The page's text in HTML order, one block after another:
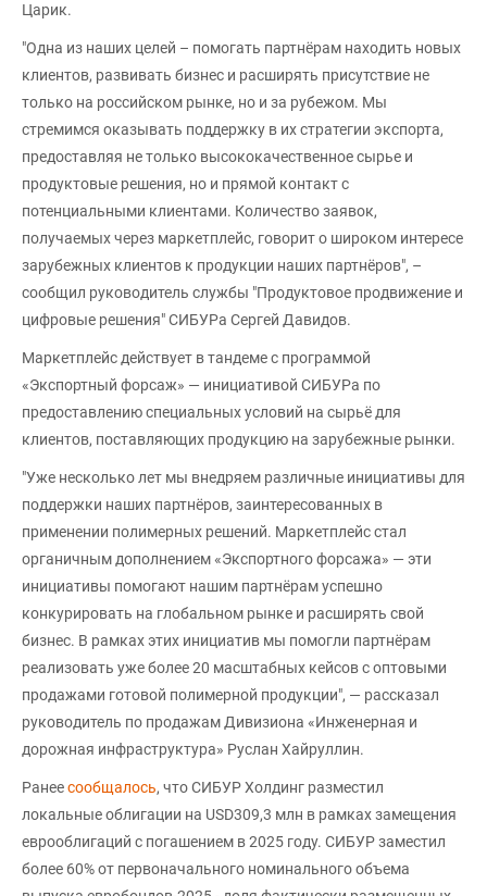
Царик.
"Одна из наших целей – помогать партнёрам находить новых
клиентов, развивать бизнес и расширять присутствие не
только на российском рынке, но и за рубежом. Мы
стремимся оказывать поддержку в их стратегии экспорта,
предоставляя не только высококачественное сырье и
продуктовые решения, но и прямой контакт с
потенциальными клиентами. Количество заявок,
получаемых через маркетплейс, говорит о широком интересе
зарубежных клиентов к продукции наших партнёров", –
сообщил руководитель службы "Продуктовое продвижение и
цифровые решения" СИБУРа Сергей Давидов.
Маркетплейс действует в тандеме с программой
«Экспортный форсаж» — инициативой СИБУРа по
предоставлению специальных условий на сырьё для
клиентов, поставляющих продукцию на зарубежные рынки.
"Уже несколько лет мы внедряем различные инициативы для
поддержки наших партнёров, заинтересованных в
применении полимерных решений. Маркетплейс стал
органичным дополнением «Экспортного форсажа» — эти
инициативы помогают нашим партнёрам успешно
конкурировать на глобальном рынке и расширять свой
бизнес. В рамках этих инициатив мы помогли партнёрам
реализовать уже более 20 масштабных кейсов с оптовыми
продажами готовой полимерной продукции", — рассказал
руководитель по продажам Дивизиона «Инженерная и
дорожная инфраструктура» Руслан Хайруллин.
Ранеесообщалось, что СИБУР Холдинг разместил
локальные облигации на USD309,3 млн в рамках замещения
еврооблигаций с погашением в 2025 году. СИБУР заместил
более 60% от первоначального номинального объема